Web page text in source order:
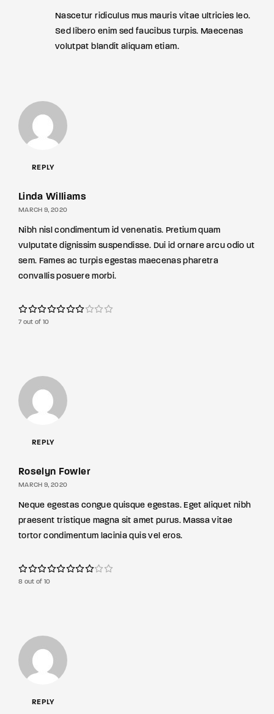
Nascetur ridiculus mus mauris vitae ultricies leo.
Sed libero enim sed faucibus turpis. Maecenas
volutpat blandit aliquam etiam.
REPLY
Linda Williams
MARCH 9, 2020
Nibh nisl condimentum id venenatis. Pretium quam
vulputate dignissim suspendisse. Dui id ornare arcu odio ut
sem. Fames ac turpis egestas maecenas pharetra
convallis posuere morbi.
7 out of 10
REPLY
Roselyn Fowler
MARCH 9, 2020
Neque egestas congue quisque egestas. Eget aliquet nibh
praesent tristique magna sit amet purus. Massa vitae
tortor condimentum lacinia quis vel eros.
8 out of 10
REPLY